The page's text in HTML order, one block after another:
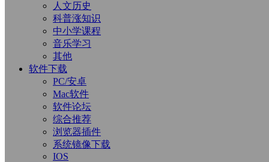
人文历史
科普涨知识
中小学课程
音乐学习
其他
软件下载
PC/安卓
Mac软件
软件论坛
综合推荐
浏览器插件
系统镜像下载
IOS